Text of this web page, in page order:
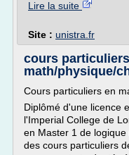
Lire la suite
Site : unistra.fr
cours
math/physique/
Cours particuliers en
Diplômé d'une licence
l'Imperial College de
en Master 1 de
des cours particuliers